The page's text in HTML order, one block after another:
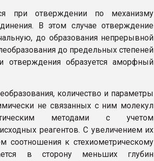
при отверждении по механизму
В этом случае отверждение
до образования непрерывной
до предельных степеней
отверждения образуется аморфный
количество и параметры
не связанных с ним молекул
методами с учетом
реагентов. С увеличением их
соотношения к стехиометрическому
в сторону меньших глубин